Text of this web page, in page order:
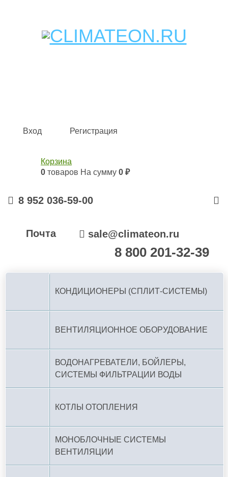
Кондиционеры и сплит-системы, газовые котлы,
Вход Регистрация
Корзина
0 товаров На сумму 0 ₽
8 952 036-59-00
Почта sale@climateon.ru
8 800 201-32-39
КОНДИЦИОНЕРЫ (СПЛИТ-СИСТЕМЫ)
ВЕНТИЛЯЦИОННОЕ ОБОРУДОВАНИЕ
ВОДОНАГРЕВАТЕЛИ, БОЙЛЕРЫ,
СИСТЕМЫ ФИЛЬТРАЦИИ ВОДЫ
КОТЛЫ ОТОПЛЕНИЯ
МОНОБЛОЧНЫЕ СИСТЕМЫ
ВЕНТИЛЯЦИИ